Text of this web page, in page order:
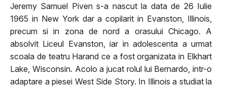
Jeremy Samuel Piven s-a nascut la data de 26 Iulie
1965 in New York dar a copilarit in Evanston, Illinois,
precum si in zona de nord a orasului Chicago. A
absolvit Liceul Evanston, iar in adolescenta a urmat
scoala de teatru Harand ce a fost organizata in Elkhart
Lake, Wisconsin. Acolo a jucat rolul lui Bernardo, intr-o
adaptare a piesei West Side Story. In Illinois a studiat la